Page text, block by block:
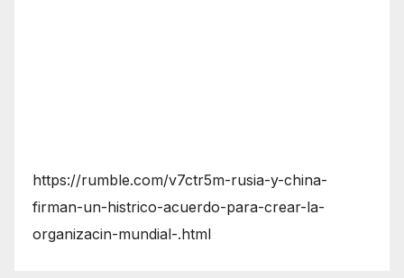
https://rumble.com/v7ctr5m-rusia-y-china-
firman-un-histrico-acuerdo-para-crear-la-
organizacin-mundial-.html